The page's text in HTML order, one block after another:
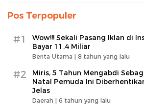
Pos Terpopuler
#1
Wow!!! Sekali Pasang Iklan di
Bayar 11,4 Miliar
Berita Utama | 8 tahun yang lalu
#2
Miris, 5 Tahun Mengabdi
Natal Pemuda Ini
Jelas
Daerah | 6 tahun yang lalu